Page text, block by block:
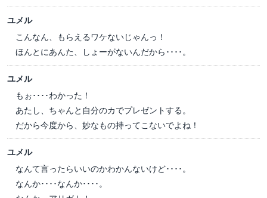
ユメル
こんなん、もらえるワケないじゃんっ！
ほんとにあんた、しょーがないんだから････。
ユメル
もぉ････わかった！
あたし、ちゃんと自分のカでプレゼントする。
だから今度から、妙なもの持ってこないでよね！
ユメル
なんて言ったらいいのかわかんないけど････。
なんか････なんか････。